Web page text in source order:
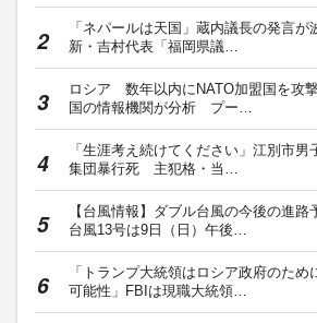
「ネパールは天国」蔵内議長の発言
新・吉村代表「福岡県議…
ロシア 数年以内にNATO加盟国を攻
国の情報機関が分析 プー…
「生涯考え続けてください」江別市男
集団暴行死 主犯格・当…
【台風情報】ダブル台風の今後の進
台風13号は9日（日）午後…
「トランプ大統領はロシア政府のため
可能性」FBIは現職大統領…